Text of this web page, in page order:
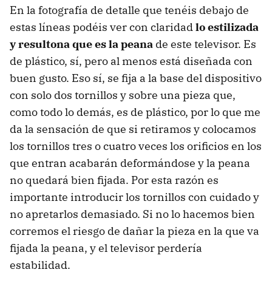
En la fotografía de detalle que tenéis debajo de
estas líneas podéis ver con claridad lo estilizada
y resultona que es la peana de este televisor. Es
de plástico, sí, pero al menos está diseñada con
buen gusto. Eso sí, se fija a la base del dispositivo
con solo dos tornillos y sobre una pieza que,
como todo lo demás, es de plástico, por lo que me
da la sensación de que si retiramos y colocamos
los tornillos tres o cuatro veces los orificios en los
que entran acabarán deformándose y la peana
no quedará bien fijada. Por esta razón es
importante introducir los tornillos con cuidado y
no apretarlos demasiado. Si no lo hacemos bien
corremos el riesgo de dañar la pieza en la que va
fijada la peana, y el televisor perdería
estabilidad.